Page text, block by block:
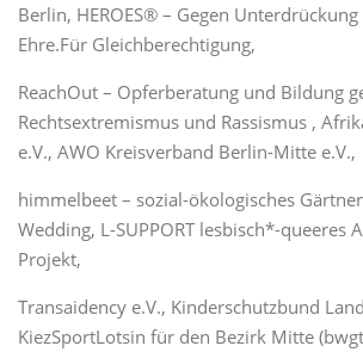
Berlin, HEROES® – Gegen
Ehre.Für Gleichberechtigung,
ReachOut – Opferberatung und Bildung
Rechtsextremismus und Rassismus ,
e.V., AWO Kreisverband Berlin-Mitte e.V.,
himmelbeet – sozial-ökologisches
Wedding, L-SUPPORT lesbisch*-queeres
Projekt,
Transaidency e.V., Kinderschutzbund
KiezSportLotsin für den Bezirk Mitte